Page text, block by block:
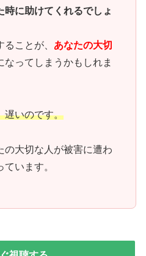
時に助けてくれるでしょ
ことが、 あなたの大切
なってしまうかもしれま
遅いのです。
の大切な人が被害に遭わ
います。